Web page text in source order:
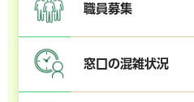
職員募集
窓口の混雑状況